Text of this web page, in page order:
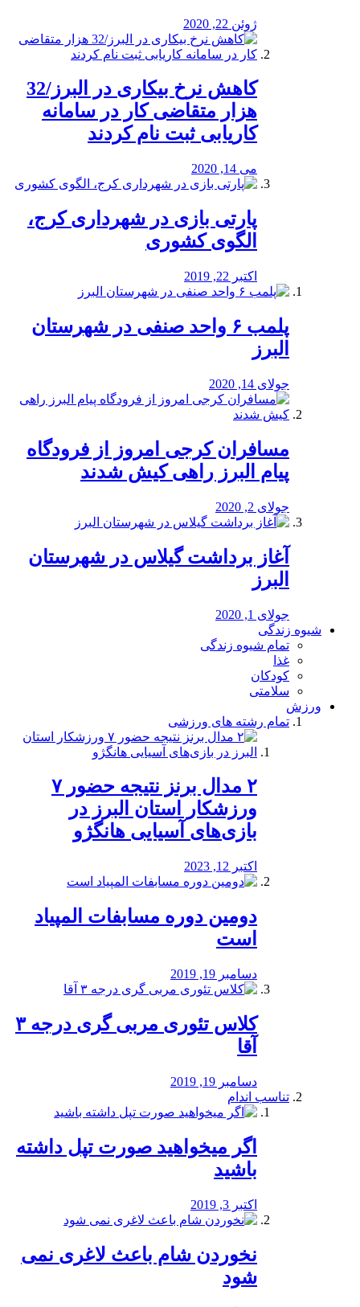
ژوئن 22, 2020
کاهش نرخ بیکاری در البرز/32
هزار متقاضی کار در سامانه
کاریابی ثبت نام کردند
می 14, 2020
پارتی بازی در شهرداری کرج،
الگوی کشوری
اکتبر 22, 2019
پلمب ۶ واحد صنفی در شهرستان
البرز
جولای 14, 2020
مسافران کرجی امروز از فرودگاه
پیام البرز راهی کیش شدند
جولای 2, 2020
آغاز برداشت گیلاس در شهرستان
البرز
جولای 1, 2020
شیوه زندگی
تمام شیوه زندگی
غذا
کودکان
سلامتی
ورزش
تمام رشته های ورزشی
۲ مدال برنز نتیجه حضور ۷
ورزشکار استان البرز در
بازی‌های آسیایی هانگژو
اکتبر 12, 2023
دومین دوره مسابفات المپیاد
است
دسامبر 19, 2019
کلاس تئوری مربی گری درجه ۳
آقا
دسامبر 19, 2019
تناسب اندام
اگر میخواهید صورت تپل داشته
باشید
اکتبر 3, 2019
نخوردن شام باعث لاغری نمی
‌شود